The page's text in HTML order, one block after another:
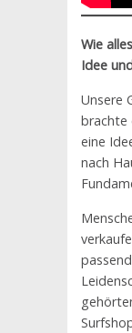
Wie
Idee
Unsere
brachte
eine
nach